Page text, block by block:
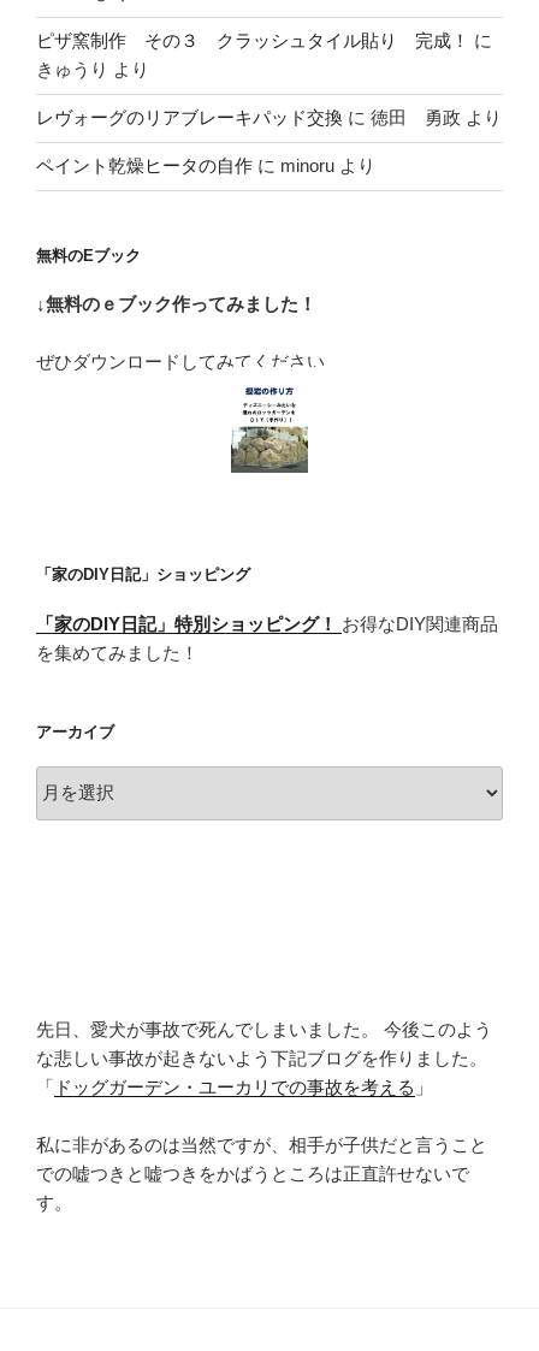
ピザ窯制作 その３ クラッシュタイル貼り 完成！
に
きゅうり より
レヴォーグのリアブレーキパッド交換 に 徳田 勇政 より
ペイント乾燥ヒータの自作 に minoru より
無料のEブック
↓無料のｅブック作ってみました！
ぜひダウンロードしてみてください
「家のDIY日記」ショッピング
「家のDIY日記」特別ショッピング！ お得なDIY関連商品
を集めてみました！
アーカイブ
ー
先日、愛犬が事故で死んでしまいました。 今後このよう
な悲しい事故が起きないよう下記ブログを作りました。
「 ドッグガーデン・ユーカリでの事故を考える 」
私に非があるのは当然ですが、相手が子供だと言うこと
での嘘つきと嘘つきをかばうところは正直許せないで
す。